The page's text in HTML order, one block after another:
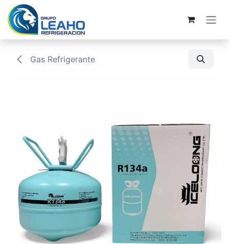
Ir al contenido
Gas Refrigerante